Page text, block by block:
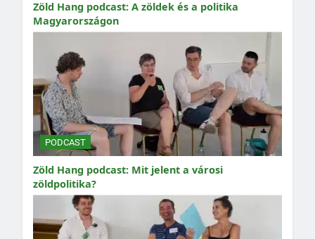
Zöld Hang podcast: A zöldek és a politika
Magyarországon
PODCAST
Zöld Hang podcast: Mit jelent a városi
zöldpolitika?